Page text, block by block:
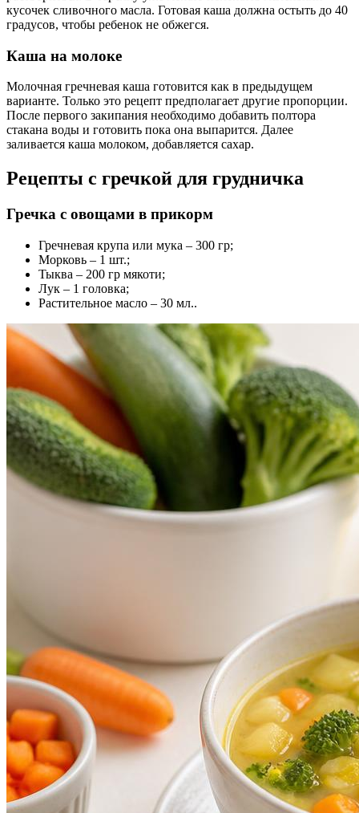
кусочек сливочного масла. Готовая каша должна остыть до 40
градусов, чтобы ребенок не обжегся.
Каша на молоке
Молочная гречневая каша готовится как в предыдущем
варианте. Только это рецепт предполагает другие пропорции.
После первого закипания необходимо добавить полтора
стакана воды и готовить пока она выпарится. Далее
заливается каша молоком, добавляется сахар.
Рецепты с гречкой для грудничка
Гречка с овощами в прикорм
Гречневая крупа или мука – 300 гр;
Морковь – 1 шт.;
Тыква – 200 гр мякоти;
Лук – 1 головка;
Растительное масло – 30 мл..